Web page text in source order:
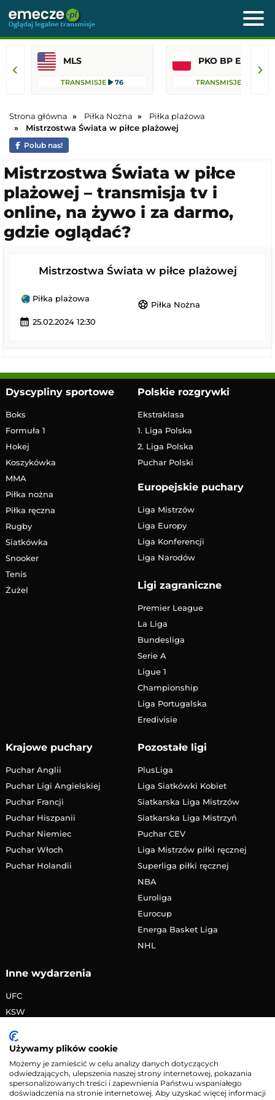
MLS
TRANSMISJE 76 TRANSMISJE
Strona główna Piłka Nożna
Piłka plażowa
Mistrzostwa Świata w piłce plażowej
Polub nas!
Mistrzostwa Świata w piłce
plażowej – transmisja tv i
online, na żywo i za darmo,
gdzie oglądać?
Mistrzostwa Świata w piłce plażowej
Piłka plażowa
sports_soccer Piłka Nożna
calendar_month 25.02.2024 12:30
Dyscypliny sportowe
Boks
Formuła 1
Hokej
Koszykówka
MMA
Piłka nożna
Piłka ręczna
Rugby
Siatkówka
Snooker
Tenis
Żużel
Polskie rozgrywki
Ekstraklasa
1. Liga Polska
2. Liga Polska
Puchar Polski
Europejskie puchary
Liga Mistrzów
Liga Europy
Liga Konferencji
Liga Narodów
Ligi zagraniczne
Premier League
La Liga
Bundesliga
Serie A
Ligue 1
Championship
Liga Portugalska
Eredivisie
Krajowe puchary
Puchar Anglii
Puchar Ligi Angielskiej
Puchar Francji
Puchar Hiszpanii
Puchar Niemiec
Puchar Włoch
Puchar Holandii
Pozostałe ligi
PlusLiga
Liga Siatkówki Kobiet
Siatkarska Liga Mistrzów
Siatkarska Liga Mistrzyń
Puchar CEV
Liga Mistrzów piłki ręcznej
Superliga piłki ręcznej
NBA
Euroliga
Eurocup
Energa Basket Liga
NHL
Inne wydarzenia
UFC
KSW
PRIME MMA
Żużlowa Ekstraliga
Speedway Grand Prix
Skoki narciarskie
Używamy plików cookie
Możemy je zamieścić w celu analizy danych dotyczących
odwiedzających, ulepszenia naszej strony internetowej, pokazania
spersonalizowanych treści i zapewnienia Państwu wspaniałego
doświadczenia na stronie internetowej. Aby uzyskać więcej informacji